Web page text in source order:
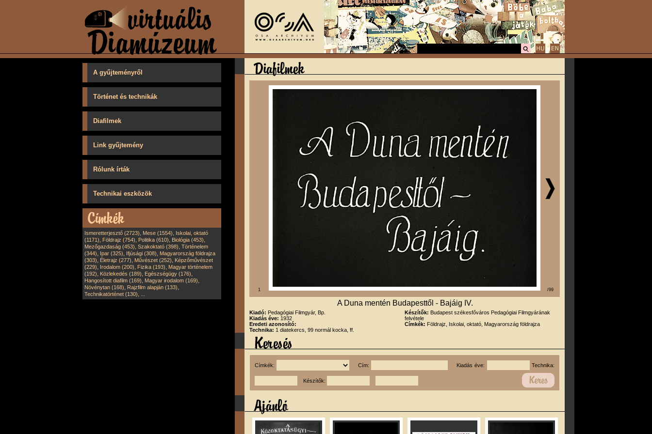
A gyűjteményről
Történet és technikák
Diafilmek
Link gyűjtemény
Rólunk írták
Technikai eszközök
Ismeretterjesztő (2723), Mese (1554), Iskolai, oktató
(1171), Földrajz (754), Politika (610), Biológia (453),
Mezőgazdaság (453), Szakoktató (398), Történelem
(344), Ipar (325), Ifjúsági (308), Magyarország földrajza
(303), Életrajz (277), Művészet (252), Képzőművészet
(229), Irodalom (200), Fizika (193), Magyar történelem
(192), Közlekedés (189), Egészségügy (176),
Hangosított diafilm (169), Magyar irodalom (169),
Növénytan (168), Rajzfilm alapján (133),
Technikatörténet (130),
1 /99
A Duna mentén Budapesttől - Bajáig IV.
Kiadó: Pedagógiai Filmgyár, Bp.
Kiadás éve: 1932
Eredeti azonosító:
Technika: 1 diatekercs, 99 normál kocka, ff.
Készítők: Budapest székesfőváros Pedagógiai Filmgyárának
felvétele
Címkék: Földrajz, Iskolai, oktató, Magyarország földrajza
Címkék: Cím: Kiadás éve: Technika:
Készítők: